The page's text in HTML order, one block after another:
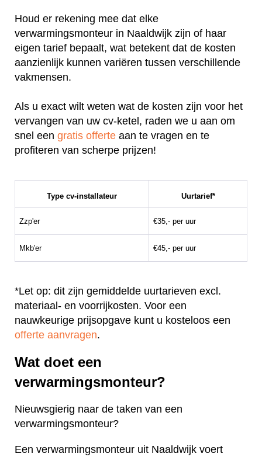
Houd er rekening mee dat elke
verwarmingsmonteur in Naaldwijk zijn of haar
eigen tarief bepaalt, wat betekent dat de kosten
aanzienlijk kunnen variëren tussen verschillende
vakmensen.
Als u exact wilt weten wat de kosten zijn voor het
vervangen van uw cv-ketel, raden we u aan om
snel een gratis offerte aan te vragen en te
profiteren van scherpe prijzen!
Type cv-installateur Uurtarief*
Zzp'er €35,- per uur
Mkb'er €45,- per uur
*Let op: dit zijn gemiddelde uurtarieven excl.
materiaal- en voorrijkosten. Voor een
nauwkeurige prijsopgave kunt u kosteloos een
offerte aanvragen.
Wat doet een
verwarmingsmonteur?
Nieuwsgierig naar de taken van een
verwarmingsmonteur?
Een verwarmingsmonteur uit Naaldwijk voert